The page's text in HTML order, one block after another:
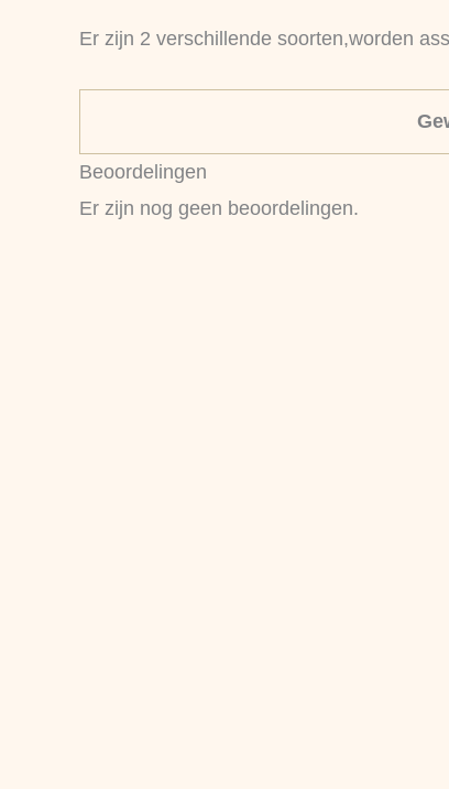
Er zijn 2 verschillende soorten,worden
Beoordelingen
Er zijn nog geen beoordelingen.